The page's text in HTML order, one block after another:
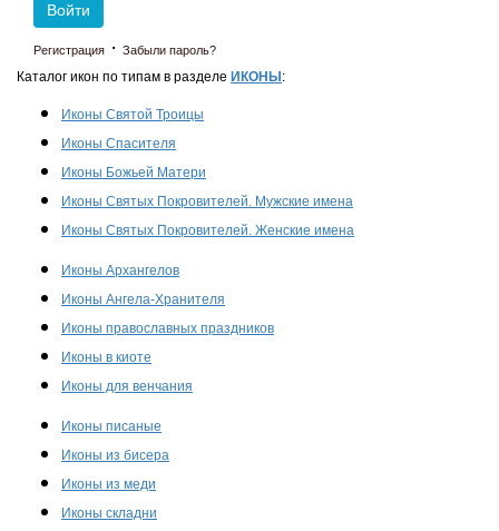
Войти
Регистрация · Забыли пароль?
Каталог икон по типам в разделе ИКОНЫ :
Иконы Святой Троицы
Иконы Спасителя
Иконы Божьей Матери
Иконы Святых Покровителей. Мужские имена
Иконы Святых Покровителей. Женские имена
Иконы Архангелов
Иконы Ангела-Хранителя
Иконы православных праздников
Иконы в киоте
Иконы для венчания
Иконы писаные
Иконы из бисера
Иконы из меди
Иконы складни